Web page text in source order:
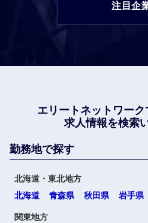
注目企
エリートネットワーク
求人情報を検索
勤務地で探す
北海道・東北地方
北海道
青森県 秋田県 岩手県
関東地方